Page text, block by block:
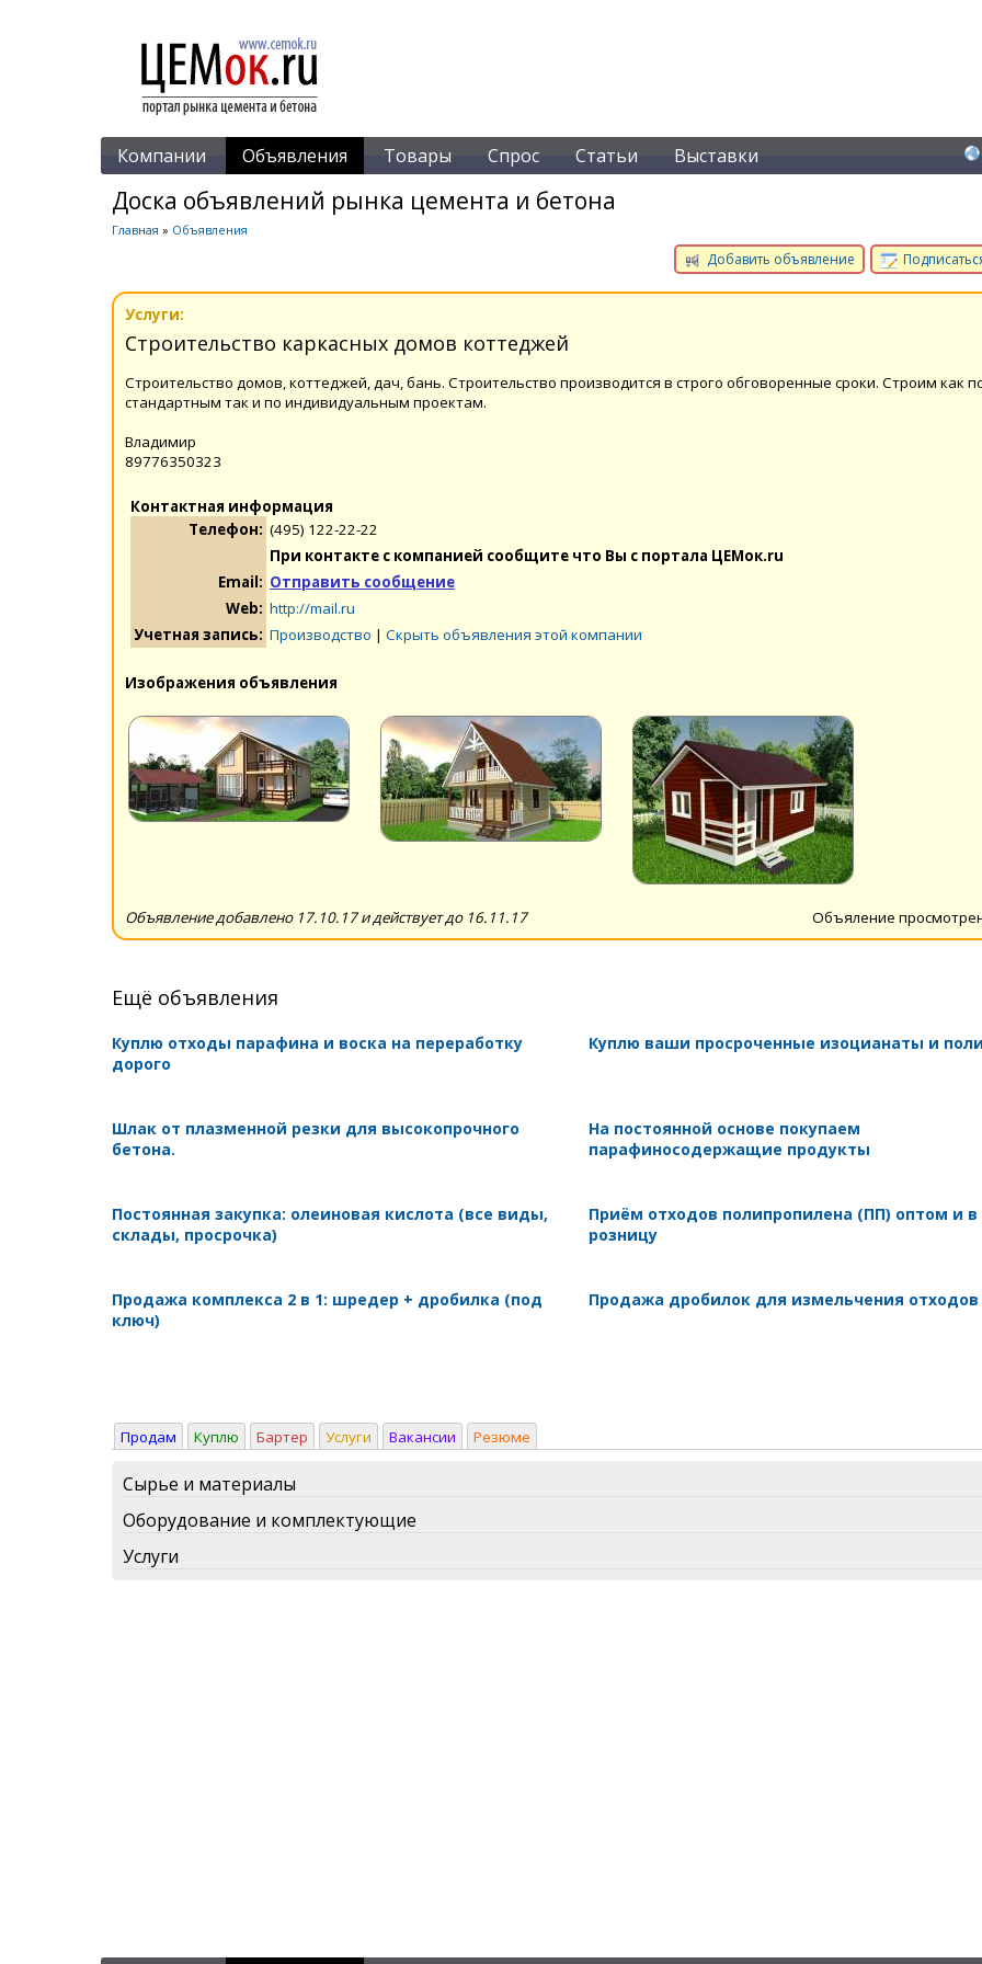
Компании Объявления Товары Спрос Статьи Выставки
Доска объявлений рынка цемента и бетона
Главная » Объявления
Добавить объявление
Услуги:
Строительство каркасных домов коттеджей
Строительство домов, коттеджей, дач, бань. Строительство производится в строго обговоренные сроки. Строим как
стандартным так и по индивидуальным проектам.
Владимир
89776350323
Контактная информация
Телефон: (495) 122-22-22
При контакте с компанией сообщите что Вы с портала ЦЕМок.ru
Email: Отправить сообщение
Web: http://mail.ru
Учетная запись: Производство | Скрыть объявления этой компании
Изображения объявления
Объяление
Объявление добавлено 17.10.17 и действует до 16.11.17
Ещё объявления
Куплю отходы парафина и воска на переработку
дорого
Куплю ваши просроченные изоцианаты и
Шлак от плазменной резки для высокопрочного
бетона.
На постоянной основе покупаем
парафиносодержащие продукты
Постоянная закупка: олеиновая кислота (все виды,
склады, просрочка)
Приём отходов полипропилена (ПП) оптом и в
розницу
Продажа комплекса 2 в 1: шредер + дробилка (под
ключ)
Продажа дробилок для измельчения отходов
Продам Куплю Бартер Услуги Вакансии Резюме
Сырье и материалы
Оборудование и комплектующие
Услуги